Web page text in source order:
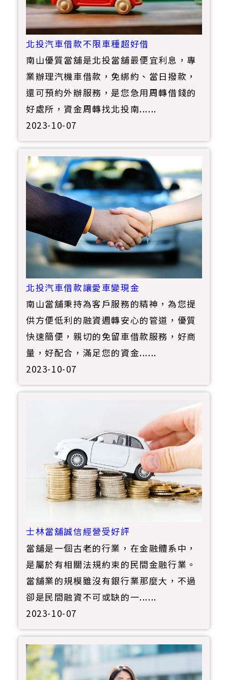
北投汽車借款不限車種超好借
南山優質當舖是北投當舖最便宜利息，專
業辦理汽機車借款，免綁約、當日撥款，
還可預約外辦服務，是您急用周轉借錢的
好處所，資金周轉找北投南......
2023-10-07
北投汽車借款讓愛車變現金
南山當舖秉持為客戶服務的精神，為您提
供方便低利的融資週轉安心的管道，優質
快速簡便，親切的免留車借款服務，好商
量，好配合，滿足您的資金......
2023-10-07
士林當舖誠信經營受好評
當舖是一個古老的行業，在金融體系中，
是屬於有相關法規約束的民間金融行業。
當舖業的規模雖沒有銀行業那麼大，不過
卻是民間融資不可或缺的一......
2023-10-07